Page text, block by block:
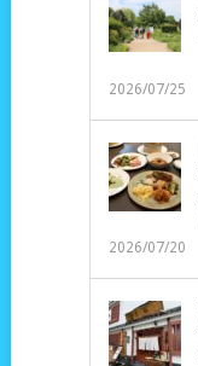
2026/07/25
2026/07/20